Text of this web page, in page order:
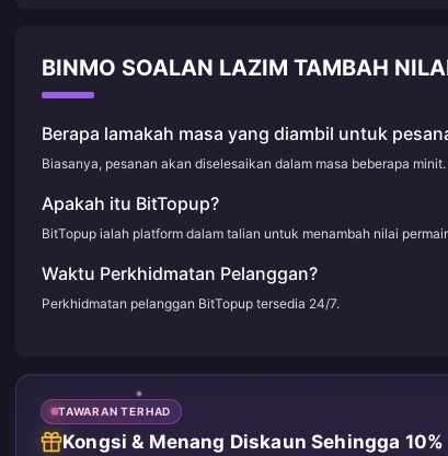
BINMO SOALAN LAZIM TAMBAH
Berapa lamakah masa yang diambil untuk
Biasanya, pesanan akan diselesaikan dalam masa beberapa
Apakah itu BitTopup?
BitTopup ialah platform dalam talian untuk menambah nilai
Waktu Perkhidmatan Pelanggan?
Perkhidmatan pelanggan BitTopup tersedia 24/7.
TAWARAN TERHAD
Kongsi & Menang Diskaun Sehingga 10%